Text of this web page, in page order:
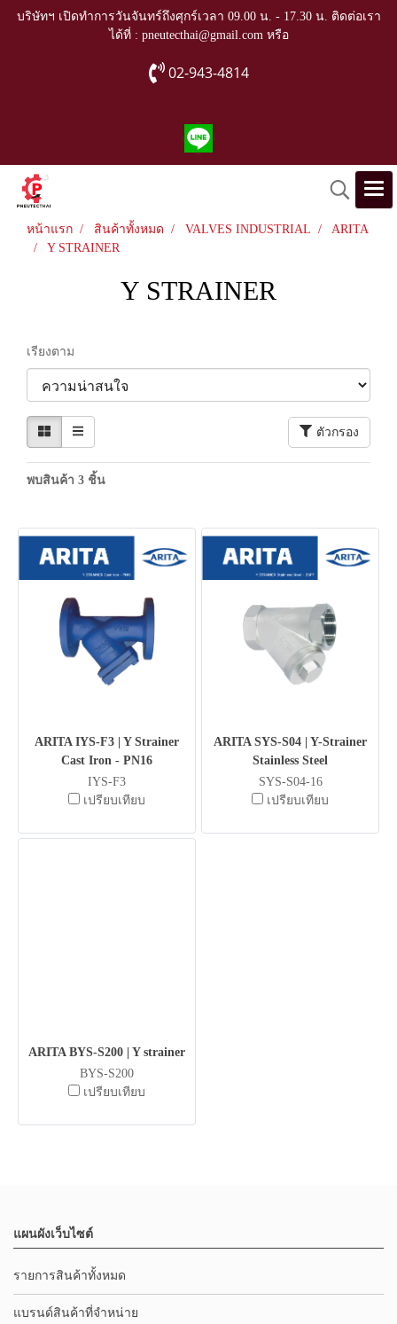
บริษัทฯ เปิดทำการวันจันทร์ถึงศุกร์เวลา 09.00 น. - 17.30 น. ติดต่อเรา
ได้ที่ : pneutecthai@gmail.com หรือ
02-943-4814
หน้าแรก สินค้าทั้งหมด VALVES INDUSTRIAL
ARITA
Y STRAINER
Y STRAINER
เรียงตาม
ตัวกรอง
พบสินค้า 3 ชิ้น
ARITA IYS-F3 | Y Strainer
Cast Iron - PN16
IYS-F3
เปรียบเทียบ
ARITA SYS-S04 | Y-Strainer
Stainless Steel
SYS-S04-16
เปรียบเทียบ
ARITA BYS-S200 | Y strainer
BYS-S200
เปรียบเทียบ
แผนผังเว็บไซต์
รายการสินค้าทั้งหมด
แบรนด์สินค้าที่จำหน่าย